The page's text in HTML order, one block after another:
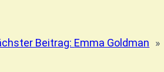
Beitrag: Emma Goldman »